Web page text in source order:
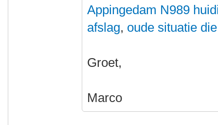
Appingedam N989
afslag, oude situatie
Groet,
Marco